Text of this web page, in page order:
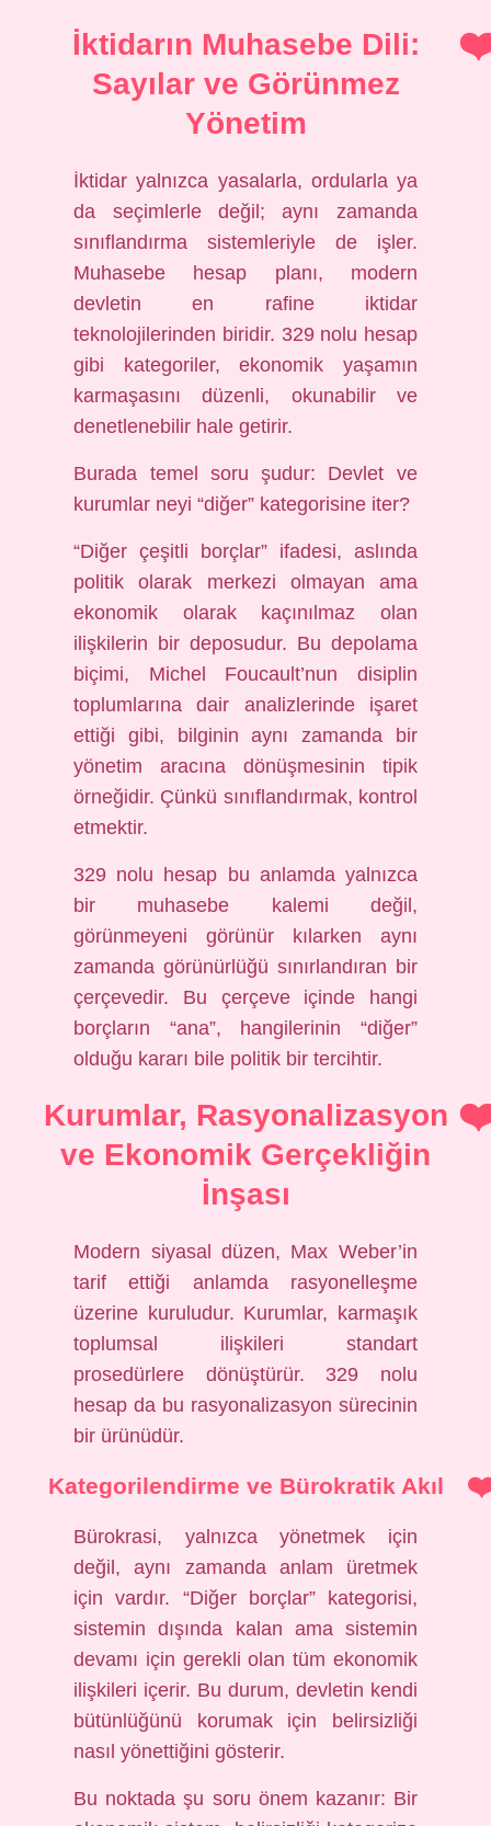
İktidarın Muhasebe Dili:
Sayılar ve Görünmez
Yönetim
İktidar yalnızca yasalarla, ordularla ya
da seçimlerle değil; aynı zamanda
sınıflandırma sistemleriyle de işler.
Muhasebe hesap planı, modern
devletin en rafine iktidar
teknolojilerinden biridir. 329 nolu hesap
gibi kategoriler, ekonomik yaşamın
karmaşasını düzenli, okunabilir ve
denetlenebilir hale getirir.
Burada temel soru şudur: Devlet ve
kurumlar neyi “diğer” kategorisine iter?
“Diğer çeşitli borçlar” ifadesi, aslında
politik olarak merkezi olmayan ama
ekonomik olarak kaçınılmaz olan
ilişkilerin bir deposudur. Bu depolama
biçimi, Michel Foucault’nun disiplin
toplumlarına dair analizlerinde işaret
ettiği gibi, bilginin aynı zamanda bir
yönetim aracına dönüşmesinin tipik
örneğidir. Çünkü sınıflandırmak, kontrol
etmektir.
329 nolu hesap bu anlamda yalnızca
bir muhasebe kalemi değil,
görünmeyeni görünür kılarken aynı
zamanda görünürlüğü sınırlandıran bir
çerçevedir. Bu çerçeve içinde hangi
borçların “ana”, hangilerinin “diğer”
olduğu kararı bile politik bir tercihtir.
Kurumlar, Rasyonalizasyon
ve Ekonomik Gerçekliğin
İnşası
Modern siyasal düzen, Max Weber’in
tarif ettiği anlamda rasyonelleşme
üzerine kuruludur. Kurumlar, karmaşık
toplumsal ilişkileri standart
prosedürlere dönüştürür. 329 nolu
hesap da bu rasyonalizasyon sürecinin
bir ürünüdür.
Kategorilendirme ve Bürokratik Akıl
Bürokrasi, yalnızca yönetmek için
değil, aynı zamanda anlam üretmek
için vardır. “Diğer borçlar” kategorisi,
sistemin dışında kalan ama sistemin
devamı için gerekli olan tüm ekonomik
ilişkileri içerir. Bu durum, devletin kendi
bütünlüğünü korumak için belirsizliği
nasıl yönettiğini gösterir.
Bu noktada şu soru önem kazanır: Bir